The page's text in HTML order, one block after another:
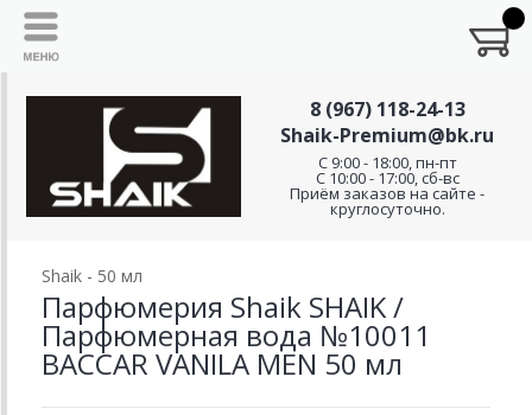
8 (967) 118-24-13
Shaik-Premium@bk.ru
C 9:00 - 18:00, пн-пт
С 10:00 - 17:00, сб-вс
Приём заказов на сайте -
круглосуточно.
Shaik - 50 мл
Парфюмерия Shaik SHAIK /
Парфюмерная вода №10011
BACCAR VANILA MEN 50 мл